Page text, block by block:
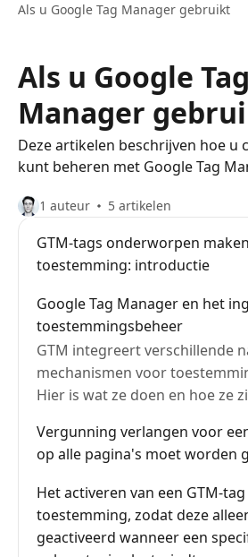
Als u Google Tag Manager gebruikt
Als u Google Tag
Manager
Deze artikelen beschrijven hoe u
kunt beheren met Google Tag
1 auteur 5 artikelen
GTM-tags onderworpen
toestemming: introductie
Google Tag Manager en het
toestemmingsbeheer
GTM integreert verschillende
mechanismen voor
Hier is wat ze doen en hoe ze
Vergunning verlangen voor
op alle pagina's moet worden
Het activeren van een GTM-
toestemming, zodat deze
geactiveerd wanneer een